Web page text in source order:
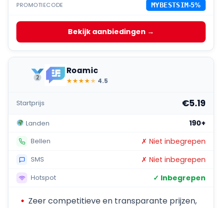
PROMOTIECODE MYBESTSIM-5%
Bekijk aanbiedingen →
Roamic
★★★★★ 4.5
Startprijs €5.19
Landen 190+
Bellen ✗ Niet inbegrepen
SMS ✗ Niet inbegrepen
Hotspot ✓ Inbegrepen
Zeer competitieve en transparante prijzen,